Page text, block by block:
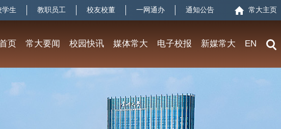
学生 教职员工 校友校董 一网通办 通知公告 常大主页
页 常大要闻 校园快讯 媒体常大 电子校报 新媒常大 EN